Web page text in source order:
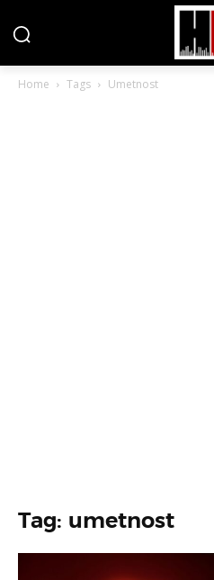
Home Tags Umetnost
Tag: umetnost